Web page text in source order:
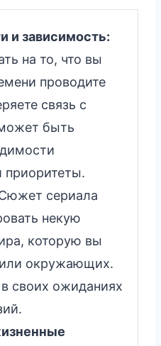
и зависимость:
на то, что вы
проводите
связь с
быть
приоритеты.
сериала
некую
которую вы
или окружающих.
своих ожиданиях